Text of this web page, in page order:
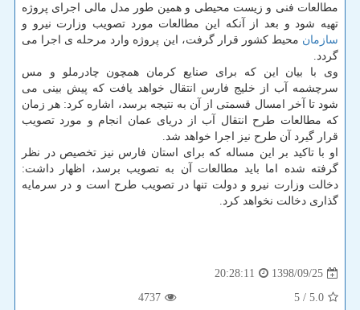
مطالعات فنی و زیست محیطی و همین طور مدل مالی اجرای پروژه
تهیه شود و بعد از آنكه این مطالعات مورد تصویب وزارت نیرو و
سازمان محیط كشور قرار گرفت، این پروژه وارد مرحله ی اجرا می
گردد.
وی با بیان این كه برای صنایع كرمان همچون چادرملو و مس
سرچشمه آب از خلیج فارس انتقال خواهد یافت كه پیش بینی می
شود تا آخر امسال قسمتی از آن به نتیجه برسد، اشاره كرد: هر زمان
كه مطالعات طرح انتقال آب از دریای عمان انجام و مورد تصویب
قرار گیرد آن طرح نیز اجرا خواهد شد.
او با تاكید بر این مساله كه برای استان فارس نیز تخصیص در نظر
گرفته شده اما باید مطالعات آن به تصویب برسد، اظهار داشت:
دخالت وزارت نیرو و دولت تنها در تصویب طرح است و در سرمایه
گذاری دخالت نخواهد كرد.
1398/09/25
20:28:11
5.0
/ 5
4737